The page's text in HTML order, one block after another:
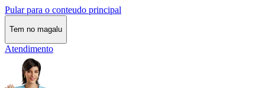
Pular para o conteudo principal
Tem no magalu
Atendimento